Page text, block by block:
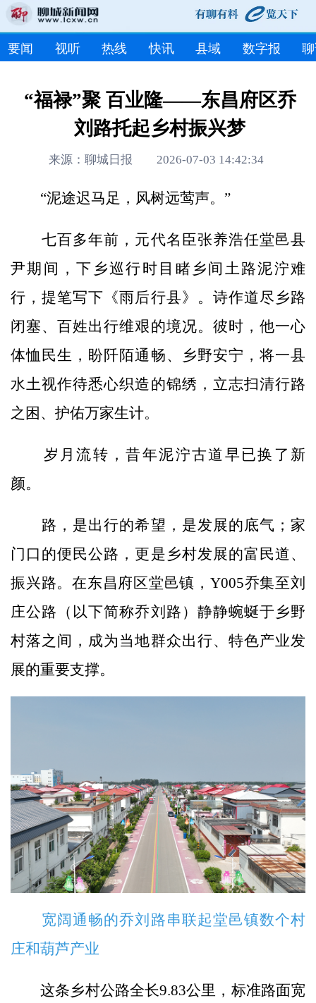
要闻 视听 热线 快讯 县域 数字报
“福禄”聚 百业隆——东昌府区乔
刘路托起乡村振兴梦
来源：聊城日报 2026-07-03 14:42:34
“泥途迟马足，风树远莺声。”
七百多年前，元代名臣张养浩任堂邑县
尹期间，下乡巡行时目睹乡间土路泥泞难
行，提笔写下《雨后行县》。诗作道尽乡路
闭塞、百姓出行维艰的境况。彼时，他一心
体恤民生，盼阡陌通畅、乡野安宁，将一县
水土视作待悉心织造的锦绣，立志扫清行路
之困、护佑万家生计。
岁月流转，昔年泥泞古道早已换了新
颜。
路，是出行的希望，是发展的底气；家
门口的便民公路，更是乡村发展的富民道、
振兴路。在东昌府区堂邑镇，Y005乔集至刘
庄公路（以下简称乔刘路）静静蜿蜒于乡野
村落之间，成为当地群众出行、特色产业发
展的重要支撑。
宽阔通畅的乔刘路串联起堂邑镇数个村
庄和葫芦产业
这条乡村公路全长9.83公里，标准路面宽